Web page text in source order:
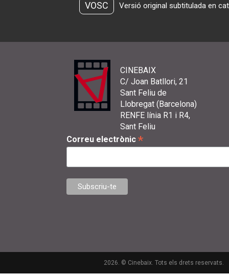
VOSC Versió original subtitulada en
CINEBAIX
C/ Joan Batllori, 21
Sant Feliu de
Llobregat (Barcelona)
RENFE línia R1 i R4,
Sant Feliu
Correu electrònic *
2026. © Cinebaix. Tots els drets reservats.